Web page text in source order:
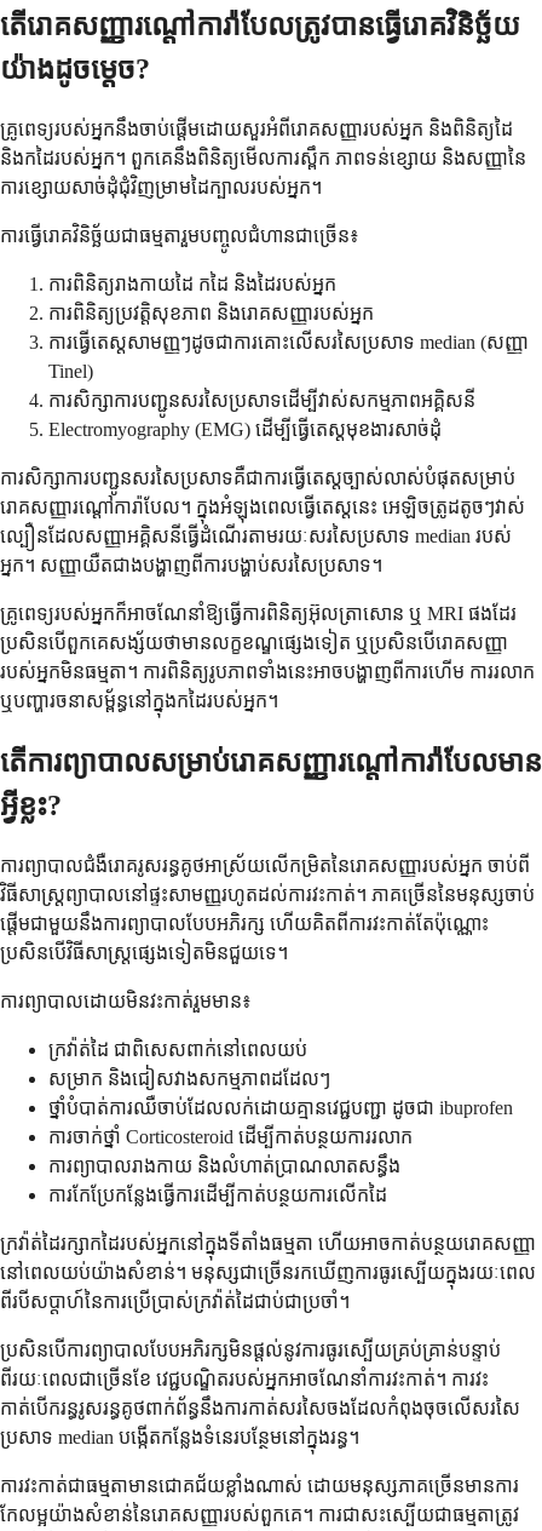
តើរោគសញ្ញារណ្ដៅការ៉ាបែលត្រូវបានធ្វើរោគវិនិច្ឆ័យ
យ៉ាងដូចម្ដេច?
គ្រូពេទ្យរបស់អ្នកនឹងចាប់ផ្តើមដោយសួរអំពីរោគសញ្ញារបស់អ្នក និងពិនិត្យដៃ
និងកដៃរបស់អ្នក។ ពួកគេនឹងពិនិត្យមើលការស្ពឹក ភាពទន់ខ្សោយ និងសញ្ញានៃ
ការខ្សោយសាច់ដុំជុំវិញម្រាមដៃក្បាលរបស់អ្នក។
ការធ្វើរោគវិនិច្ឆ័យជាធម្មតារួមបញ្ចូលជំហានជាច្រើន៖
ការពិនិត្យរាងកាយដៃ កដៃ និងដៃរបស់អ្នក
ការពិនិត្យប្រវត្តិសុខភាព និងរោគសញ្ញារបស់អ្នក
ការធ្វើតេស្តសាមញ្ញៗដូចជាការគោះលើសរសៃប្រសាទ median (សញ្ញា
Tinel)
ការសិក្សាការបញ្ជូនសរសៃប្រសាទដើម្បីវាស់សកម្មភាពអគ្គិសនី
Electromyography (EMG) ដើម្បីធ្វើតេស្តមុខងារសាច់ដុំ
ការសិក្សាការបញ្ជូនសរសៃប្រសាទគឺជាការធ្វើតេស្តច្បាស់លាស់បំផុតសម្រាប់
រោគសញ្ញារណ្ដៅការ៉ាបែល។ ក្នុងអំឡុងពេលធ្វើតេស្តនេះ អេឡិចត្រូដតូចៗវាស់
ល្បឿនដែលសញ្ញាអគ្គិសនីធ្វើដំណើរតាមរយៈសរសៃប្រសាទ median របស់
អ្នក។ សញ្ញាយឺតជាងបង្ហាញពីការបង្ហាប់សរសៃប្រសាទ។
គ្រូពេទ្យរបស់អ្នកក៏អាចណែនាំឱ្យធ្វើការពិនិត្យអ៊ុលត្រាសោន ឬ MRI ផងដែរ
ប្រសិនបើពួកគេសង្ស័យថាមានលក្ខខណ្ឌផ្សេងទៀត ឬប្រសិនបើរោគសញ្ញា
របស់អ្នកមិនធម្មតា។ ការពិនិត្យរូបភាពទាំងនេះអាចបង្ហាញពីការហើម ការរលាក
ឬបញ្ហារចនាសម្ព័ន្ធនៅក្នុងកដៃរបស់អ្នក។
តើការព្យាបាលសម្រាប់រោគសញ្ញារណ្ដៅការ៉ាបែលមាន
អ្វីខ្លះ?
ការព្យាបាលជំងឺរោគរូសរន្ធគូថអាស្រ័យលើកម្រិតនៃរោគសញ្ញារបស់អ្នក ចាប់ពី
វិធីសាស្ត្រព្យាបាលនៅផ្ទះសាមញ្ញរហូតដល់ការវះកាត់។ ភាគច្រើននៃមនុស្សចាប់
ផ្តើមជាមួយនឹងការព្យាបាលបែបអភិរក្ស ហើយគិតពីការវះកាត់តែប៉ុណ្ណោះ
ប្រសិនបើវិធីសាស្ត្រផ្សេងទៀតមិនជួយទេ។
ការព្យាបាលដោយមិនវះកាត់រួមមាន៖
ក្រវ៉ាត់ដៃ ជាពិសេសពាក់នៅពេលយប់
សម្រាក និងជៀសវាងសកម្មភាពដដែលៗ
ថ្នាំបំបាត់ការឈឺចាប់ដែលលក់ដោយគ្មានវេជ្ជបញ្ជា ដូចជា ibuprofen
ការចាក់ថ្នាំ Corticosteroid ដើម្បីកាត់បន្ថយការរលាក
ការព្យាបាលរាងកាយ និងលំហាត់ប្រាណលាតសន្ធឹង
ការកែប្រែកន្លែងធ្វើការដើម្បីកាត់បន្ថយការលើកដៃ
ក្រវ៉ាត់ដៃរក្សាកដៃរបស់អ្នកនៅក្នុងទីតាំងធម្មតា ហើយអាចកាត់បន្ថយរោគសញ្ញា
នៅពេលយប់យ៉ាងសំខាន់។ មនុស្សជាច្រើនរកឃើញការធូរស្បើយក្នុងរយៈពេល
ពីរបីសប្តាហ៍នៃការប្រើប្រាស់ក្រវ៉ាត់ដៃជាប់ជាប្រចាំ។
ប្រសិនបើការព្យាបាលបែបអភិរក្សមិនផ្តល់នូវការធូរស្បើយគ្រប់គ្រាន់បន្ទាប់
ពីរយៈពេលជាច្រើនខែ វេជ្ជបណ្ឌិតរបស់អ្នកអាចណែនាំការវះកាត់។ ការវះ
កាត់បើករន្ធរូសរន្ធគូថពាក់ព័ន្ធនឹងការកាត់សរសៃចងដែលកំពុងចុចលើសរសៃ
ប្រសាទ median បង្កើតកន្លែងទំនេរបន្ថែមនៅក្នុងរន្ធ។
ការវះកាត់ជាធម្មតាមានជោគជ័យខ្លាំងណាស់ ដោយមនុស្សភាគច្រើនមានការ
កែលម្អយ៉ាងសំខាន់នៃរោគសញ្ញារបស់ពួកគេ។ ការជាសះស្បើយជាធម្មតាត្រូវ